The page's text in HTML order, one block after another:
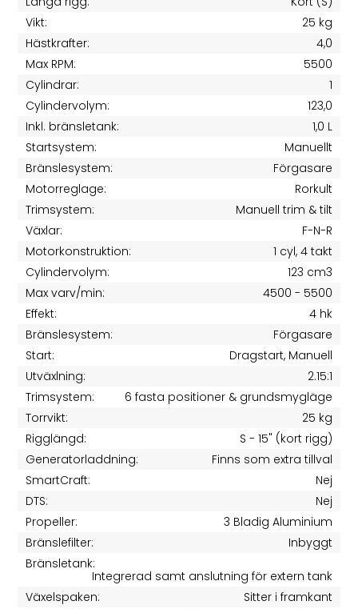
Vikt:
25 kg
Hästkrafter:
4,0
Max RPM:
5500
Cylindrar:
1
Cylindervolym:
123,0
Inkl. bränsletank:
1,0 L
Startsystem:
Manuellt
Bränslesystem:
Förgasare
Motorreglage:
Rorkult
Trimsystem:
Manuell trim & tilt
Växlar:
F-N-R
Motorkonstruktion:
1 cyl, 4 takt
Cylindervolym:
123 cm3
Max varv/min:
4500 - 5500
Effekt:
4 hk
Bränslesystem:
Förgasare
Start:
Dragstart, Manuell
Utväxlning:
2.15:1
Trimsystem:
6 fasta positioner & grundsmygläge
Torrvikt:
25 kg
Rigglängd:
S - 15" (kort rigg)
Generatorladdning:
Finns som extra tillval
SmartCraft:
Nej
DTS:
Nej
Propeller:
3 Bladig Aluminium
Bränslefilter:
Inbyggt
Bränsletank:
Integrerad samt anslutning för extern tank
Växelspaken:
Sitter i framkant